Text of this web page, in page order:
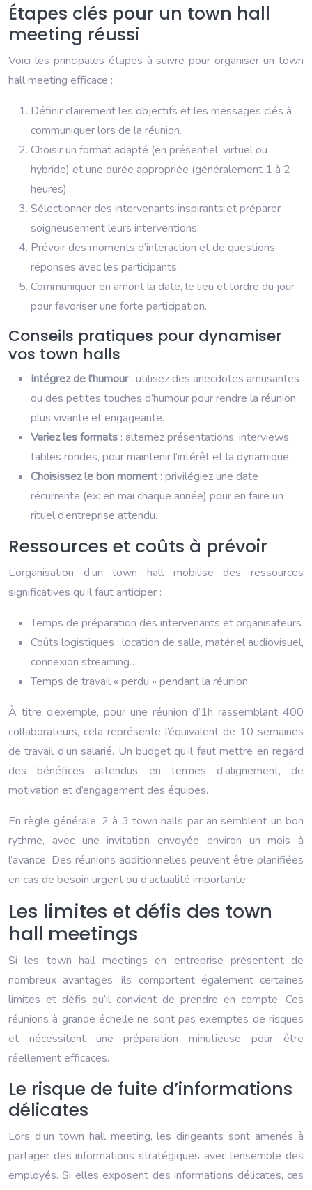
Étapes clés pour un town hall
meeting réussi
Voici les principales étapes à suivre pour organiser un town
hall meeting efficace :
Définir clairement les objectifs et les messages clés à
communiquer lors de la réunion.
Choisir un format adapté (en présentiel, virtuel ou
hybride) et une durée appropriée (généralement 1 à 2
heures).
Sélectionner des intervenants inspirants et préparer
soigneusement leurs interventions.
Prévoir des moments d’interaction et de questions-
réponses avec les participants.
Communiquer en amont la date, le lieu et l’ordre du jour
pour favoriser une forte participation.
Conseils pratiques pour dynamiser
vos town halls
Intégrez de l’humour: utilisez des anecdotes amusantes
ou des petites touches d’humour pour rendre la réunion
plus vivante et engageante.
Variez les formats : alternez présentations, interviews,
tables rondes, pour maintenir l’intérêt et la dynamique.
Choisissez le bon moment: privilégiez une date
récurrente (ex: en mai chaque année) pour en faire un
rituel d’entreprise attendu.
Ressources et coûts à prévoir
L’organisation d’un town hall mobilise des ressources
significatives qu’il faut anticiper :
Temps de préparation des intervenants et organisateurs
Coûts logistiques : location de salle, matériel audiovisuel,
connexion streaming…
Temps de travail « perdu » pendant la réunion
À titre d’exemple, pour une réunion d’1h rassemblant 400
collaborateurs, cela représente l’équivalent de 10 semaines
de travail d’un salarié. Un budget qu’il faut mettre en regard
des bénéfices attendus en termes d’alignement, de
motivation et d’engagement des équipes.
En règle générale, 2 à 3 town halls par an semblent un bon
rythme, avec une invitation envoyée environ un mois à
l’avance. Des réunions additionnelles peuvent être planifiées
en cas de besoin urgent ou d’actualité importante.
Les limites et défis des town
hall meetings
Si les town hall meetings en entreprise présentent de
nombreux avantages, ils comportent également certaines
limites et défis qu’il convient de prendre en compte. Ces
réunions à grande échelle ne sont pas exemptes de risques
et nécessitent une préparation minutieuse pour être
réellement efficaces.
Le risque de fuite d’informations
délicates
Lors d’un town hall meeting, les dirigeants sont amenés à
partager des informations stratégiques avec l’ensemble des
employés. Si elles exposent des informations délicates, ces